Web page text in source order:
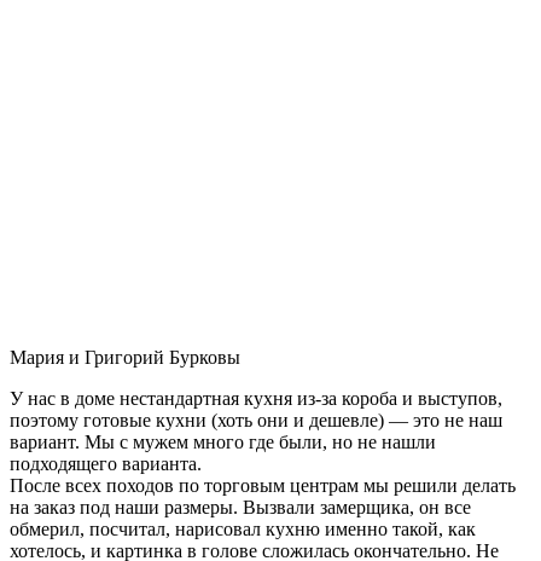
Мария и Григорий Бурковы
У нас в доме нестандартная кухня из-за короба и выступов,
поэтому готовые кухни (хоть они и дешевле) — это не наш
вариант. Мы с мужем много где были, но не нашли
подходящего варианта.
После всех походов по торговым центрам мы решили делать
на заказ под наши размеры. Вызвали замерщика, он все
обмерил, посчитал, нарисовал кухню именно такой, как
хотелось, и картинка в голове сложилась окончательно. Не